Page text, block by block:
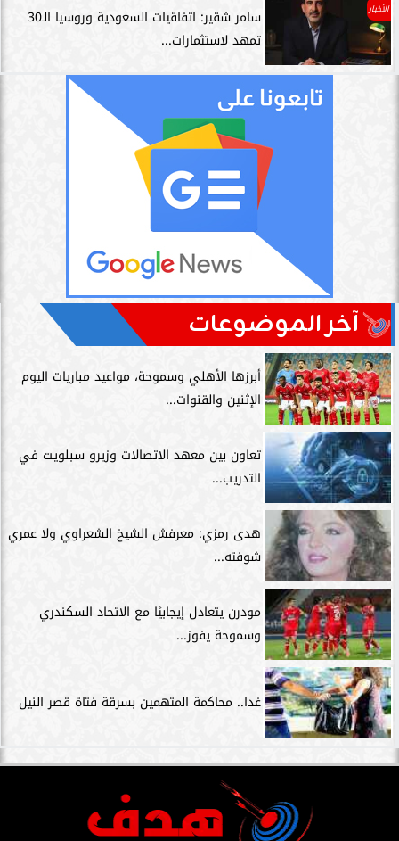
الأخبار
سامر شقير: اتفاقيات السعودية وروسيا الـ30
تمهد لاستثمارات...
آخر الموضوعات
أبرزها الأهلي وسموحة، مواعيد مباريات اليوم
الإثنين والقنوات...
تعاون بين معهد الاتصالات وزيرو سبلويت في
التدريب...
هدى رمزي: معرفش الشيخ الشعراوي ولا عمري
شوفته...
مودرن يتعادل إيجابيًا مع الاتحاد السكندري
وسموحة يفوز...
غدا.. محاكمة المتهمين بسرقة فتاة قصر النيل